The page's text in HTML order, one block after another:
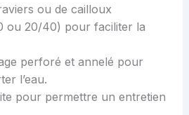
ou de cailloux
ou 20/40) pour faciliter la
perforé et annelé pour
l’eau.
pour permettre un entretien